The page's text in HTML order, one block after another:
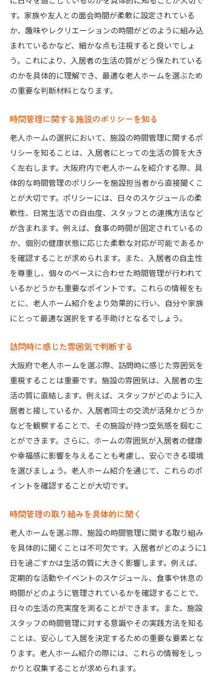
す。家族や友人との面会時間が柔軟に設定されている
か、趣味やレクリエーションの時間がどのように組み込
まれているかなど、細かな点も注視すると良いでしょ
う。これにより、入居者の生活の質がどう保たれている
のかを具体的に理解でき、最適な老人ホームを選ぶため
の重要な判断材料となります。
時間管理に関する施設のポリシーを知る
老人ホームの選択において、施設の時間管理に関するポ
リシーを知ることは、入居者にとっての生活の質を大き
く左右します。大阪府内で老人ホームを紹介する際、具
体的な時間管理のポリシーを施設担当者から直接聞くこ
とが大切です。ポリシーには、日々のスケジュールの柔
軟性、日常生活での自由度、スタッフとの連携方法など
が含まれます。例えば、食事の時間が固定されているの
か、個別の健康状態に応じた柔軟な対応が可能であるか
を確認することが求められます。また、入居者の自主性
を尊重し、個々のペースに合わせた時間管理が行われて
いるかどうかも重要なポイントです。これらの情報をも
とに、老人ホーム紹介をより効果的に行い、自分や家族
にとって最適な選択をする手助けとなるでしょう。
訪問時に感じた雰囲気で判断する
大阪府で老人ホームを選ぶ際、訪問時に感じた雰囲気を
重視することは重要です。施設の雰囲気は、入居者の生
活の質に直結します。例えば、スタッフがどのように入
居者と接しているか、入居者同士の交流が活発かどうか
などを観察することで、その施設が持つ空気感を掴むこ
とができます。さらに、ホームの雰囲気が入居者の健康
や幸福感に影響を与えることも考慮し、安心できる環境
を選びましょう。老人ホーム紹介を通じて、これらのポ
イントを確認することが大切です。
時間管理の取り組みを具体的に聞く
老人ホームを選ぶ際、施設の時間管理に関する取り組み
を具体的に聞くことは不可欠です。入居者がどのように1
日を過ごすかは生活の質に大きく影響します。例えば、
定期的な活動やイベントのスケジュール、食事や休息の
時間がどのように管理されているかを確認することで、
日々の生活の充実度を測ることができます。また、施設
スタッフの時間管理に対する意識やその実践方法を知る
ことは、安心して入居を決定するための重要な要素とな
ります。老人ホーム紹介の際には、これらの情報をしっ
かりと収集することが求められます。